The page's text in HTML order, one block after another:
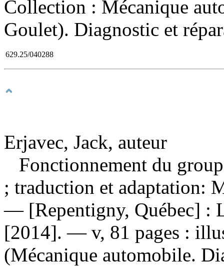
Collection : Mécanique
Goulet). Diagnostic et
629.25/040288
Erjavec, Jack, auteur
Fonctionnement du
; traduction et adaptation:
— [Repentigny, Québec] :
[2014]. — v, 81 pages :
(Mécanique automobile.